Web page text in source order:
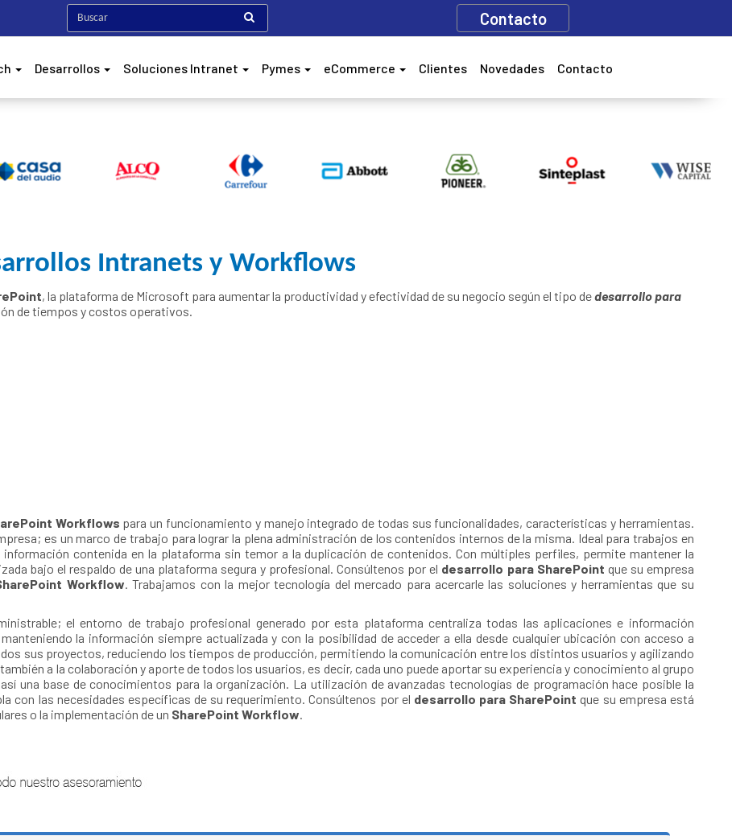
Desarrollos Soluciones Intranet Pymes eCommerce Clientes Novedades Contacto
Contacto
Intranets y Workflows
, la plataforma de Microsoft para aumentar la productividad y efectividad de su negocio según el tipo dedesarrollo para
de tiempos y costos operativos.
Workflows para un funcionamiento y manejo integrado de todas sus funcionalidades, características y herramientas.
es un marco de trabajo para lograr la plena administración de los contenidos internos de la misma. Ideal para trabajos en
contenida en la plataforma sin temor a la duplicación de contenidos. Con múltiples perfiles, permite mantener la
bajo el respaldo de una plataforma segura y profesional. Consúltenos por el desarrollo para SharePoint que su empresa
Workflow. Trabajamos con la mejor tecnología del mercado para acercarle las soluciones y herramientas que su
el entorno de trabajo profesional generado por esta plataforma centraliza todas las aplicaciones e información
la información siempre actualizada y con la posibilidad de acceder a ella desde cualquier ubicación con acceso a
sus proyectos, reduciendo los tiempos de producción, permitiendo la comunicación entre los distintos usuarios y agilizando
a la colaboración y aporte de todos los usuarios, es decir, cada uno puede aportar su experiencia y conocimiento al grupo
una base de conocimientos para la organización. La utilización de avanzadas tecnologías de programación hace posible la
con las necesidades específicas de su requerimiento. Consúltenos por el desarrollo para SharePoint que su empresa está
o la implementación de un SharePoint Workflow.